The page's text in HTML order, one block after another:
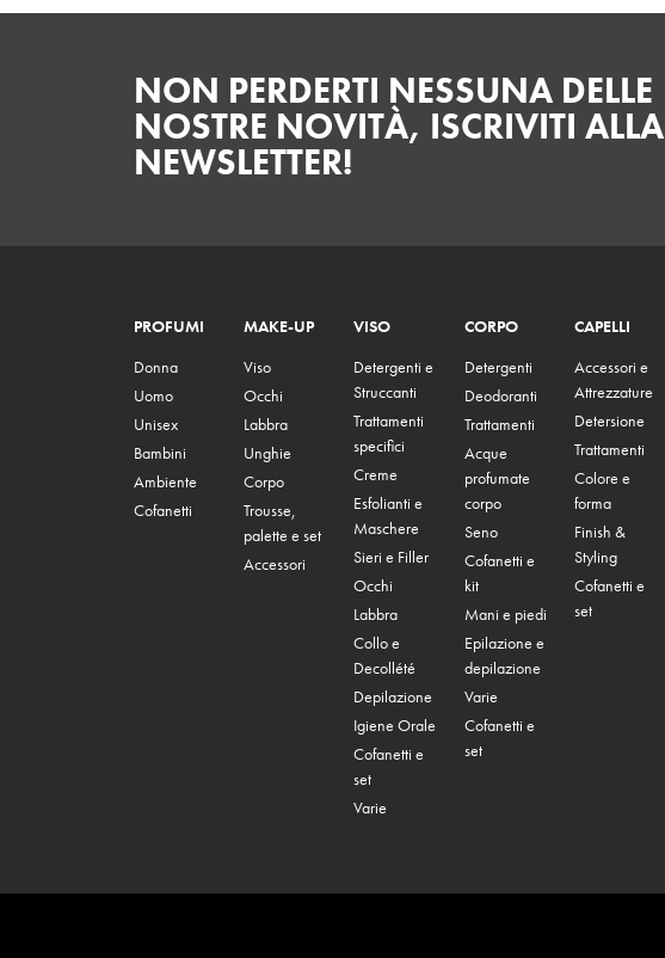
NON PERDERTI NESSUNA DELLE
NOSTRE NOVITÀ, ISCRIVITI ALLA
NEWSLETTER!
PROFUMI
Donna
Uomo
Unisex
Bambini
Ambiente
Cofanetti
MAKE-UP
Viso
Occhi
Labbra
Unghie
Corpo
Trousse,
palette e set
Accessori
VISO
Detergenti e
Struccanti
Trattamenti
specifici
Creme
Esfolianti e
Maschere
Sieri e Filler
Occhi
Labbra
Collo e
Decollété
Depilazione
Igiene Orale
Cofanetti e
set
Varie
CORPO
Detergenti
Deodoranti
Trattamenti
Acque
profumate
corpo
Seno
Cofanetti e
kit
Mani e piedi
Epilazione e
depilazione
Varie
Cofanetti e
set
CAPELLI
Accessori e
Attrezzature
Detersione
Trattamenti
Colore e
forma
Finish &
Styling
Cofanetti e
set